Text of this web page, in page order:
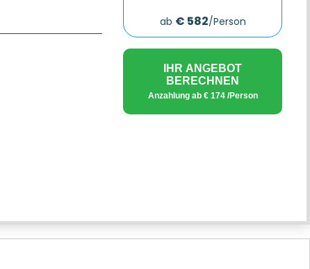
ab € 582/Person
IHR ANGEBOT
BERECHNEN
Anzahlung ab € 174/Person